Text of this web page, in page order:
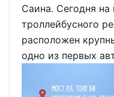
Саина. Сегодня
троллейбусного
расположен
одно из первых